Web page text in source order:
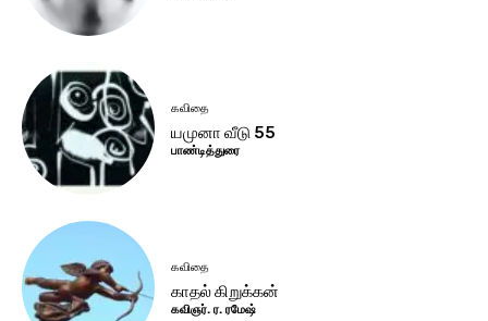
கவிதை
யமுனா வீடு 55
பாண்டித்துரை
கவிதை
காதல் கிறுக்கன்
கவிஞர். ர. ரமேஷ்